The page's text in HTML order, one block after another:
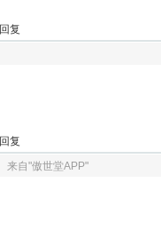
回复
回复
来自"傲世堂APP"